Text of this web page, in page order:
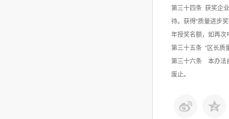
第三十四条 获奖企
待。获得“质量进步
年授奖名额，如再次
第三十五条 “区长质
第三十六条 本办法
废止。